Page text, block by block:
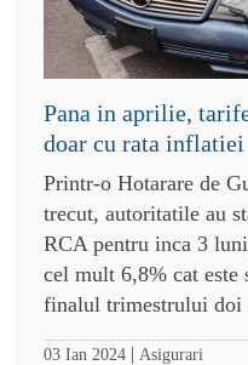
Pana in aprilie,
doar cu rata inflatiei
Printr-o Hotarare de
trecut, autoritatile au
RCA pentru inca 3
cel mult 6,8% cat
finalul trimestrului doi
03 Ian 2024 | Asigurari